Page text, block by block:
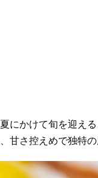
にかけて旬を迎え
甘さ控えめで独特